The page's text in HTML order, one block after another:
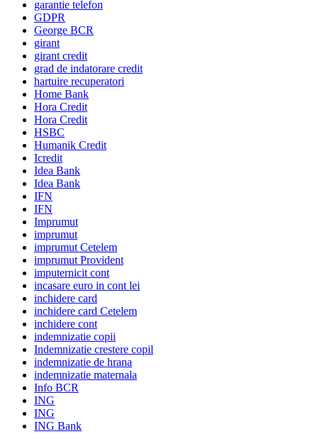
garantie telefon
GDPR
George BCR
girant
girant credit
grad de indatorare credit
hartuire recuperatori
Home Bank
Hora Credit
Hora Credit
HSBC
Humanik Credit
Icredit
Idea Bank
Idea Bank
IFN
IFN
Imprumut
imprumut
imprumut Cetelem
imprumut Provident
imputernicit cont
incasare euro in cont lei
inchidere card
inchidere card Cetelem
inchidere cont
indemnizatie copii
Indemnizatie crestere copil
indemnizatie de hrana
indemnizatie maternala
Info BCR
ING
ING
ING Bank